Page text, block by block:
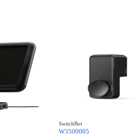
SwitchBot
W3500005